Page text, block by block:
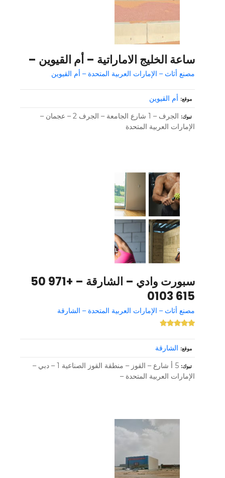
ساعة الخليج الاماراتية – أم القيوين –
مصنع أثاث – الإمارات العربية المتحدة – أم القيوين
موقع أم القيوين
تبوك
الجرف – 1 شارع الجامعة – الجرف 2 – عجمان –
الإمارات العربية المتحدة
سبورت وادي – الشارقة – +971 50
615 0103
مصنع أثاث – الإمارات العربية المتحدة – الشارقة
موقع الشارقة
تبوك
5 أ شارع – القوز – منطقة القوز الصناعية 1 – دبي –
الإمارات العربية المتحدة –